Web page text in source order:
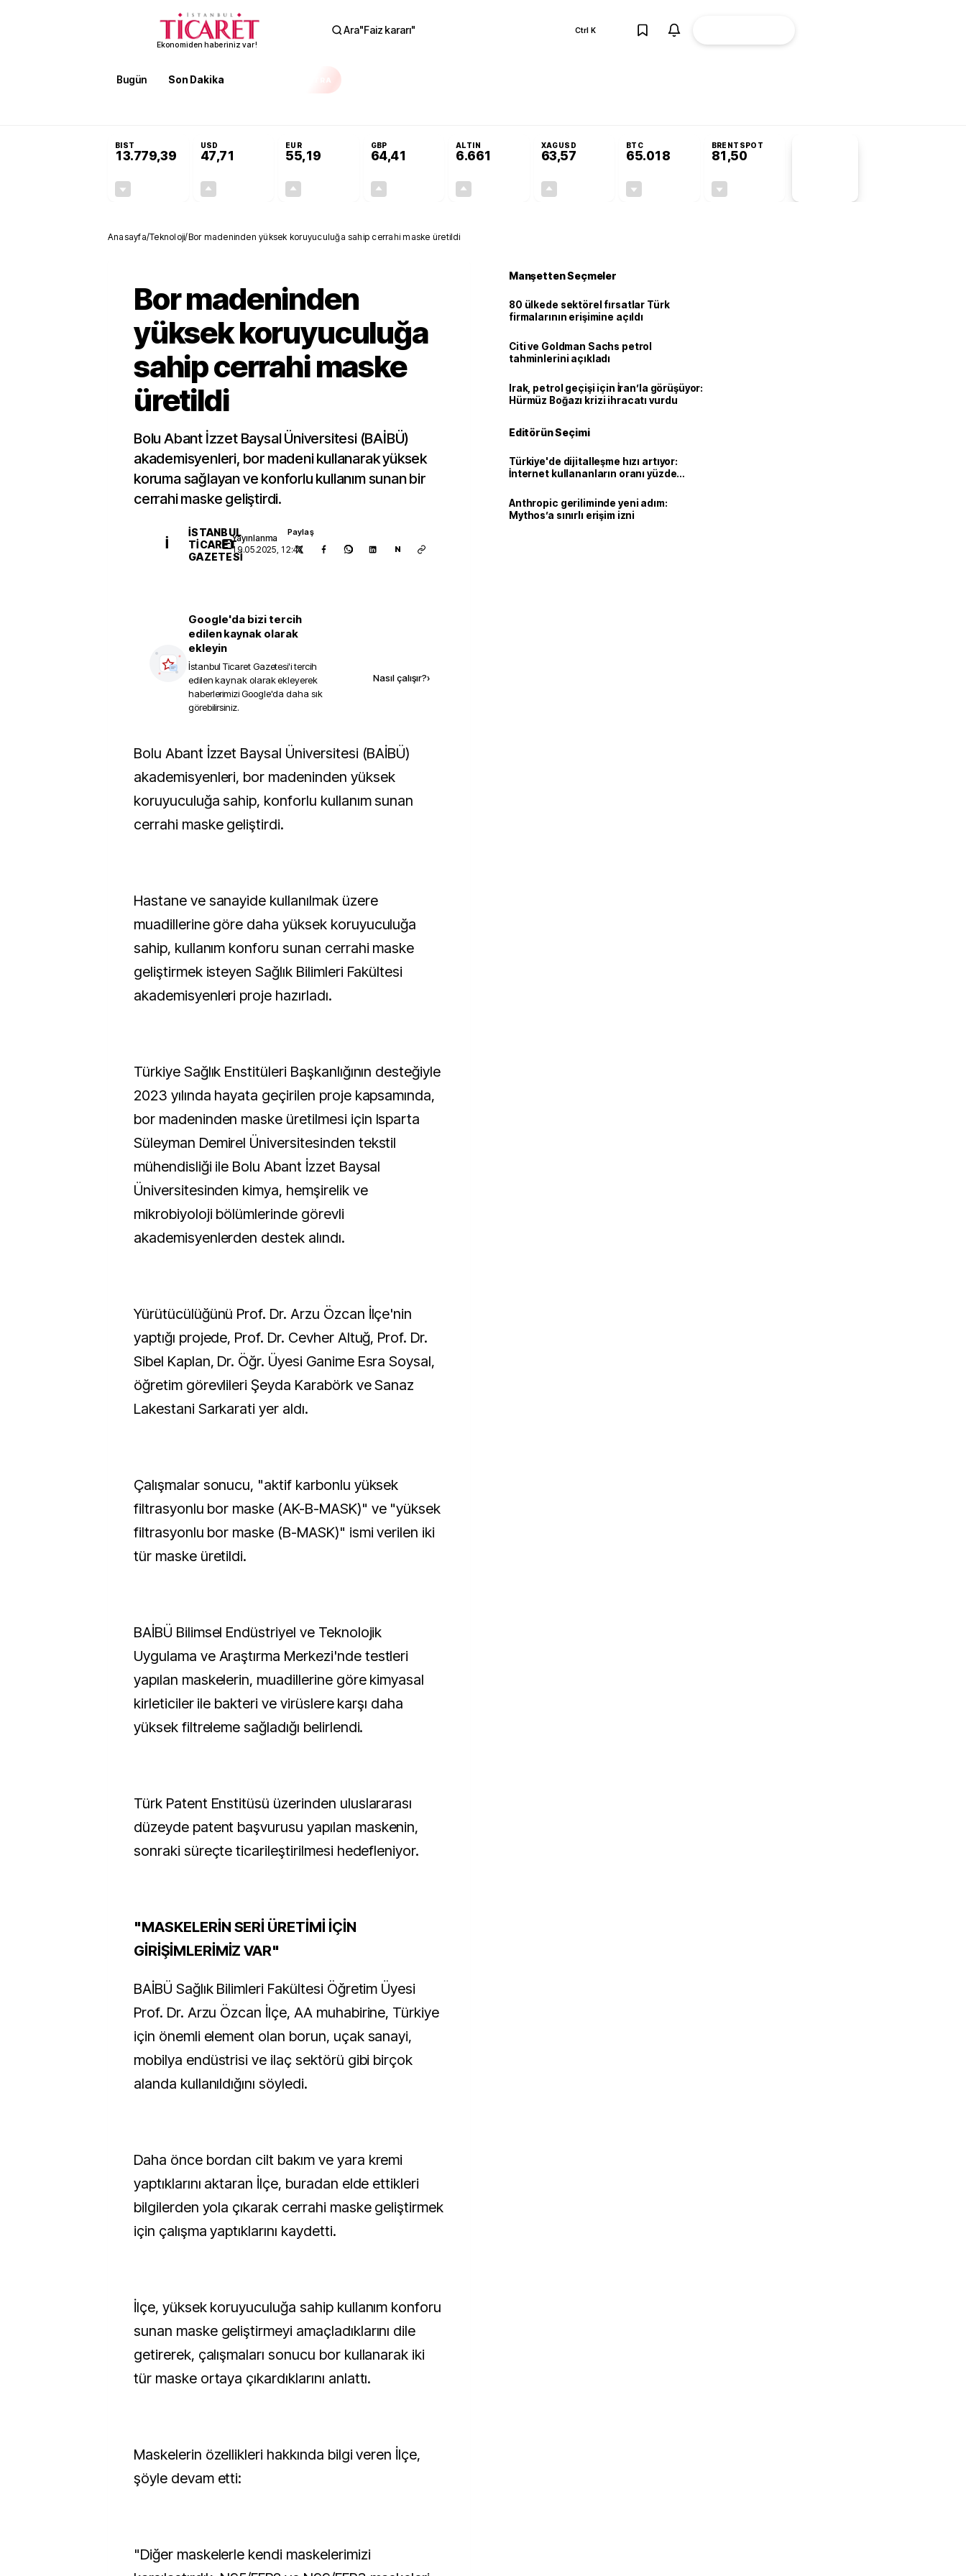
Ekonomiden haberiniz var!
Ara"Faiz kararı" Ctrl K
Bugün Son Dakika
BIST
13.779,39
USD
47,71
EUR
55,19
GBP
64,41
ALTIN
6.661
XAGUSD
63,57
BTC
65.018
BRENTSPOT
81,50
Anasayfa/Teknoloji/Bor madeninden yüksek koruyuculuğa sahip cerrahi maske üretildi
Bor madeninden
yüksek koruyuculuğa
sahip cerrahi maske
üretildi
Bolu Abant İzzet Baysal Üniversitesi (BAİBÜ)
akademisyenleri, bor madeni kullanarak yüksek
koruma sağlayan ve konforlu kullanım sunan bir
cerrahi maske geliştirdi.
İ
İSTANBUL
TICARET
GAZETESI
Yayınlanma
19.05.2025, 12:47
Paylaş
N
Google'da bizi tercih
edilen kaynak olarak
ekleyin
İstanbul Ticaret Gazetesi'i tercih
edilen kaynak olarak ekleyerek
haberlerimizi Google'da daha sık
görebilirsiniz.
Nasıl çalışır?›
Bolu Abant İzzet Baysal Üniversitesi (BAİBÜ)
akademisyenleri, bor madeninden yüksek
koruyuculuğa sahip, konforlu kullanım sunan
cerrahi maske geliştirdi.
Hastane ve sanayide kullanılmak üzere
muadillerine göre daha yüksek koruyuculuğa
sahip, kullanım konforu sunan cerrahi maske
geliştirmek isteyen Sağlık Bilimleri Fakültesi
akademisyenleri proje hazırladı.
Türkiye Sağlık Enstitüleri Başkanlığının desteğiyle
2023 yılında hayata geçirilen proje kapsamında,
bor madeninden maske üretilmesi için Isparta
Süleyman Demirel Üniversitesinden tekstil
mühendisliği ile Bolu Abant İzzet Baysal
Üniversitesinden kimya, hemşirelik ve
mikrobiyoloji bölümlerinde görevli
akademisyenlerden destek alındı.
Yürütücülüğünü Prof. Dr. Arzu Özcan İlçe'nin
yaptığı projede, Prof. Dr. Cevher Altuğ, Prof. Dr.
Sibel Kaplan, Dr. Öğr. Üyesi Ganime Esra Soysal,
öğretim görevlileri Şeyda Karabörk ve Sanaz
Lakestani Sarkarati yer aldı.
Çalışmalar sonucu, "aktif karbonlu yüksek
filtrasyonlu bor maske (AK-B-MASK)" ve "yüksek
filtrasyonlu bor maske (B-MASK)" ismi verilen iki
tür maske üretildi.
BAİBÜ Bilimsel Endüstriyel ve Teknolojik
Uygulama ve Araştırma Merkezi'nde testleri
yapılan maskelerin, muadillerine göre kimyasal
kirleticiler ile bakteri ve virüslere karşı daha
yüksek filtreleme sağladığı belirlendi.
Türk Patent Enstitüsü üzerinden uluslararası
düzeyde patent başvurusu yapılan maskenin,
sonraki süreçte ticarileştirilmesi hedefleniyor.
"MASKELERİN SERİ ÜRETİMİ İÇİN
GİRİŞİMLERİMİZ VAR"
BAİBÜ Sağlık Bilimleri Fakültesi Öğretim Üyesi
Prof. Dr. Arzu Özcan İlçe, AA muhabirine, Türkiye
için önemli element olan borun, uçak sanayi,
mobilya endüstrisi ve ilaç sektörü gibi birçok
alanda kullanıldığını söyledi.
Daha önce bordan cilt bakım ve yara kremi
yaptıklarını aktaran İlçe, buradan elde ettikleri
bilgilerden yola çıkarak cerrahi maske geliştirmek
için çalışma yaptıklarını kaydetti.
İlçe, yüksek koruyuculuğa sahip kullanım konforu
sunan maske geliştirmeyi amaçladıklarını dile
getirerek, çalışmaları sonucu bor kullanarak iki
tür maske ortaya çıkardıklarını anlattı.
Maskelerin özellikleri hakkında bilgi veren İlçe,
şöyle devam etti:
"Diğer maskelerle kendi maskelerimizi
Manşetten Seçmeler
80 ülkede sektörel fırsatlar Türk
firmalarının erişimine açıldı
Citi ve Goldman Sachs petrol
tahminlerini açıkladı
Irak, petrol geçişi için İran’la görüşüyor:
Hürmüz Boğazı krizi ihracatı vurdu
Editörün Seçimi
Türkiye'de dijitalleşme hızı artıyor:
İnternet kullananların oranı yüzde
Anthropic geriliminde yeni adım:
Mythos’a sınırlı erişim izni